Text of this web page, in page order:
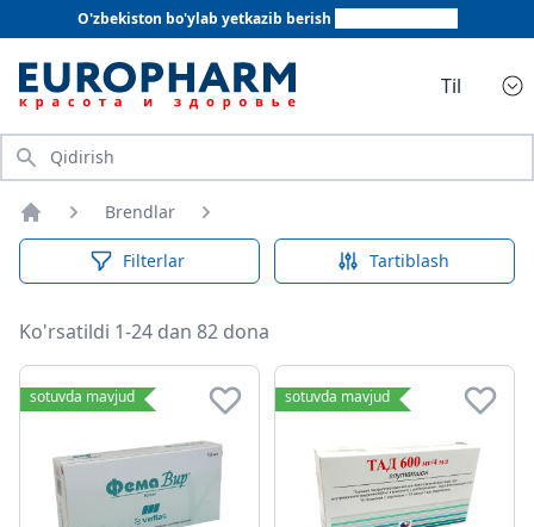
O'zbekiston bo'ylab yetkazib berish
Til
Qidirish
Bosh sahifa
Brendlar
Filterlar Tartiblash
Ko'rsatildi 1-24 dan 82 dona
sotuvda mavjud sotuvda mavjud